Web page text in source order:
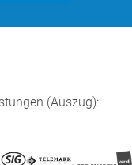
(Auszug):